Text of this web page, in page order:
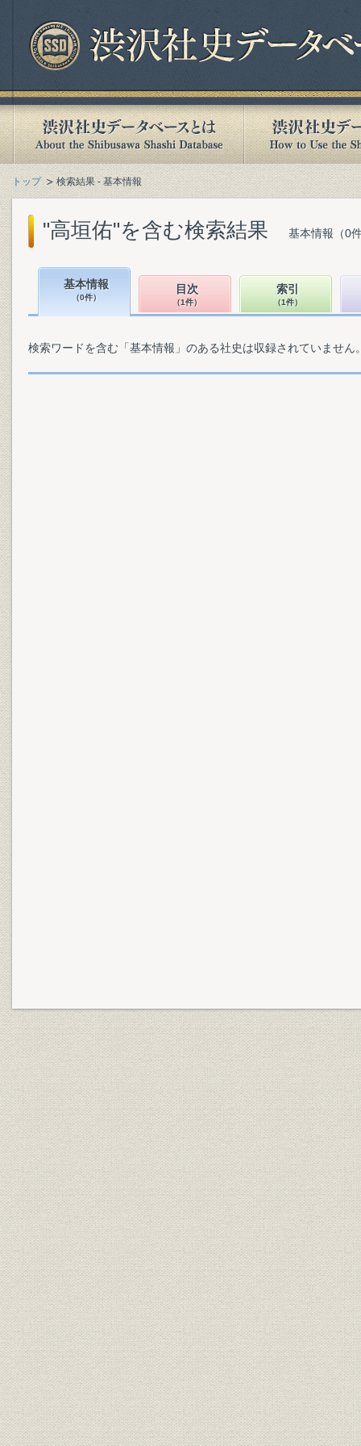
トップ 検索結果 - 基本情報
"高垣佑"を含む検索結果 基本情報（0
基本情報
（0件）
目次
（1件）
索引
（1件）
検索ワードを含む「基本情報」のある社史は収録されていません